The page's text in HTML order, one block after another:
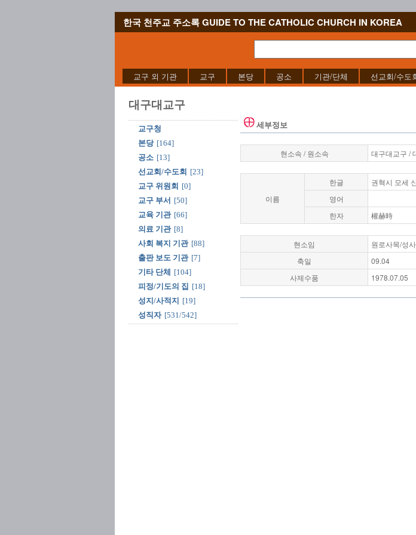
한국 천주교 주소록 GUIDE TO THE CATHOLIC CHURCH IN KOREA
교구 외 기관 교구 본당 공소 기관/단체 선교회/수도
대구대교구
교구청
본당 [164]
공소 [13]
선교회/수도회 [23]
교구 위원회 [0]
교구 부서 [50]
교육 기관 [66]
의료 기관 [8]
사회 복지 기관 [88]
출판 보도 기관 [7]
기타 단체
[104]
피정/기도의 집 [18]
성지/사적지
[19]
성직자 [531/542]
세부정보
현소속 / 원소속 대구대교구 /
이름
한글
권혁시 모세
영어
한자
權赫時
현소임
원로사목/성
축일
09.04
사제수품
1978.07.05